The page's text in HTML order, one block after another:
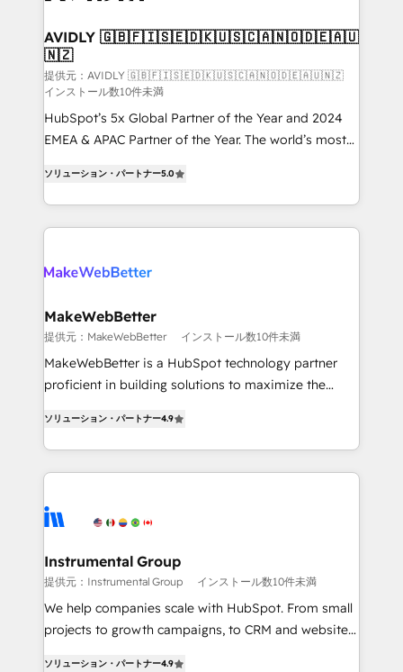
we help: ✔️ Full HubSpot implementations and portal
optimization ✔️ Data migrations, CRM architecture,
and reporting foundations ✔️ Custom integrations
and workflow automation ✔️ User adoption
programs, training, and enablement Through project-
based engagements and ongoing RevOps
improvements at the right time so operations
evolve strategically and sustainably as the business
AVIDLY 🇬🇧🇫🇮🇸🇪🇩🇰🇺🇸🇨🇦🇳🇴🇩🇪🇦🇺
🇳🇿
提供元：AVIDLY 🇬🇧🇫🇮🇸🇪🇩🇰🇺🇸🇨🇦🇳🇴🇩🇪🇦🇺🇳🇿
インストール数10件未満
HubSpot’s 5x Global Partner of the Year and 2024
EMEA & APAC Partner of the Year. The world’s most
Partner. 🚀 With 2,750+ HubSpot projects delivered
and 370+ specialists across EMEA, APAC and NAM,
we de-risk complex CRM programmes and
multi-region migrations to AI-powered automation,
scale. 🏆 HubSpot’s CEO called us “the partner of the
future.” Others agree it is proof of trust built through
measurable impact.
ソリューション・パートナー5.0
MakeWebBetter
提供元：MakeWebBetter インストール数10件未満
MakeWebBetter is a HubSpot technology partner
proficient in building solutions to maximize the
growing tech-enabler & facilitator, MakeWebBetter,
hands you the blend of HubSpot expertise &
eminent solutions & integrations. Trust us to
Elite Partners with 10+ years of HubSpot experience
Premier Partner 2023 🌟5 HubSpot Accreditations 🌟
Won HubSpot Theme Challenge 2021 🌟INBOUND’19
HubSpot Rising Star Why us? Harnessing the full
potential of the powerful HubSpot CRM. ✔️A team of
HubSpot experience ✔️Flexible pricing models —
ソリューション・パートナー4.9
Instrumental Group
提供元：Instrumental Group インストール数10件未満
We help companies scale with HubSpot. From small
projects to growth campaigns, to CRM and websites.
ソリューション・パートナー4.9